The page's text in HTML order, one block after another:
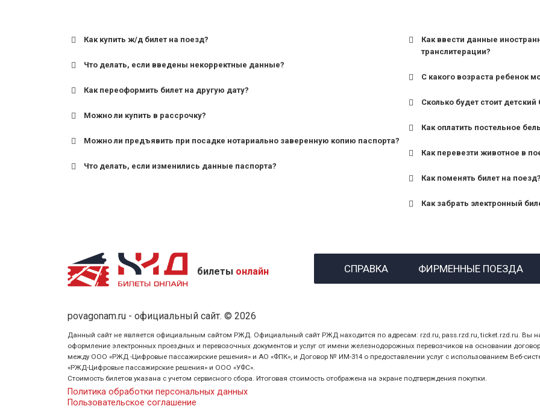
Как купить ж/д билет на поезд?
Что делать, если введены некорректные данные?
Как переоформить билет на другую дату?
Можно ли купить в рассрочку?
Можно ли предъявить при посадке нотариально заверенную копию паспорта?
Что делать, если изменились данные паспорта?
Как ввести данные
транслитерации?
С какого возраста ребенок
для поездов дальнего
Сколько будет стоит детский
Как оплатить постельное
Как перевезти животное в
Как поменять билет на поезд?
Как забрать электронный
назвав кассиру 14-
билеты онлайн СПРАВКА ФИРМЕННЫЕ ПОЕЗДА
povagonam.ru - официальный сайт. © 2026
Данный сайт не является официальным сайтом РЖД. Официальный сайт РЖД находится по адресам: rzd.ru, pass.rzd.ru, ticket.rzd.ru. Вы
оформление электронных проездных и перевозочных документов и услуг от имени железнодорожных перевозчиков на основании
между ООО «РЖД -Цифровые пассажирские решения» и АО «ФПК», и Договор № ИМ-314 о предоставлении услуг с использованием Веб-
«РЖД-Цифровые пассажирские решения» и ООО «УФС».
Стоимость билетов указана с учетом сервисного сбора. Итоговая стоимость отображена на экране подтверждения покупки.
Политика обработки персональных данных
Пользовательское соглашение